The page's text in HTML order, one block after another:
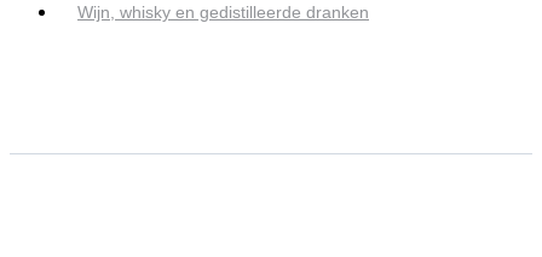
Wijn, whisky en gedistilleerde dranken